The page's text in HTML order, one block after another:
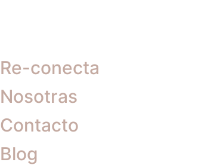
Re-conecta
Nosotras
Contacto
Blog